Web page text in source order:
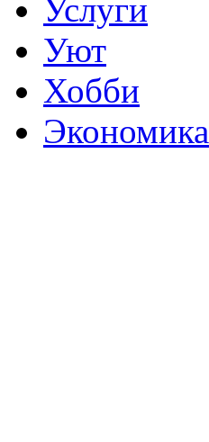
Услуги
Уют
Хобби
Экономика